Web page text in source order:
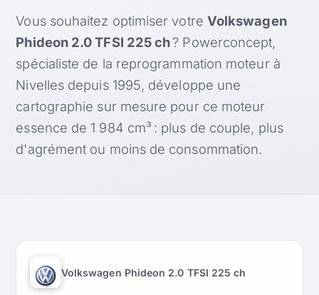
Vous souhaitez optimiser votre Volkswagen
Phideon 2.0 TFSI 225 ch? Powerconcept,
spécialiste de la reprogrammation moteur à
Nivelles depuis 1995, développe une
cartographie sur mesure pour ce moteur
essence de 1 984 cm³ : plus de couple, plus
d'agrément ou moins de consommation.
Volkswagen Phideon 2.0 TFSI 225 ch